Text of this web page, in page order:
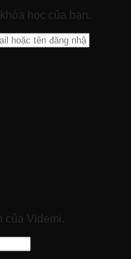
học của bạn.
của Videmi.